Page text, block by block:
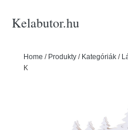
Kelabutor.hu
Home / Produkty / Kategóriák /
Karácsonyi fénydekoráció